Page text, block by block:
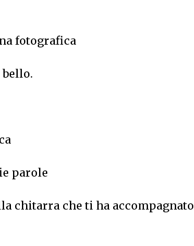
fotografica
parole
chitarra che ti ha accompagnato